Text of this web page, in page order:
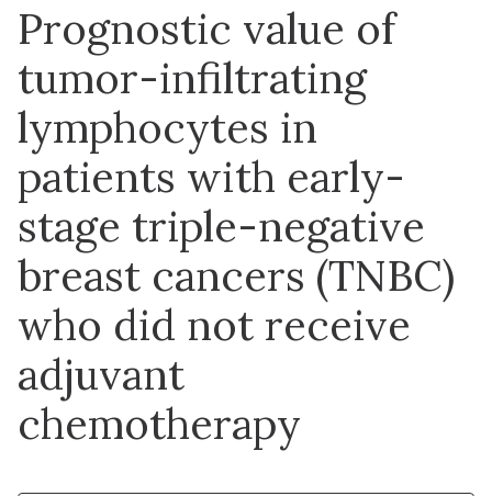
Prognostic value of
tumor-infiltrating
lymphocytes in
patients with early-
stage triple-negative
breast cancers (TNBC)
who did not receive
adjuvant
chemotherapy